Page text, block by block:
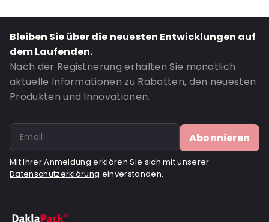
Bleiben Sie über die neuesten Entwicklungen auf
dem Laufenden.
Nach der Registrierung erhalten Sie monatlich
aktuelle Informationen zu Rabatten, den neuesten
Produkten und Innovationen.
Abonnieren
Mit Ihrer Anmeldung erklären Sie sich mit unserer
Datenschutzerklärung einverstanden.